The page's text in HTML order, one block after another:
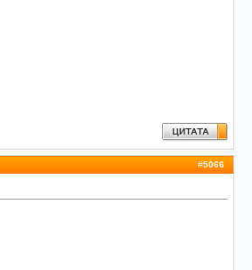
#5066